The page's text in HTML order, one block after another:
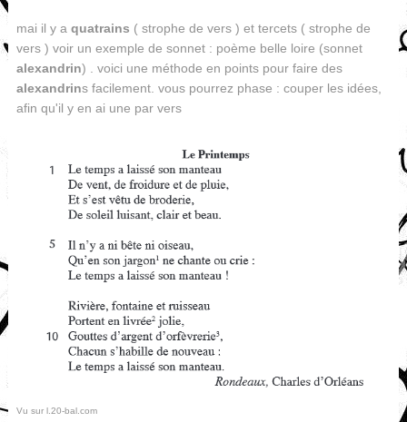
mai il y a quatrains ( strophe de vers ) et tercets ( strophe de
vers ) voir un exemple de sonnet : poème belle loire (sonnet
alexandrin) . voici une méthode en points pour faire des
alexandrins facilement. vous pourrez phase : couper les idées,
afin qu'il y en ai une par vers
Vu sur l.20-bal.com